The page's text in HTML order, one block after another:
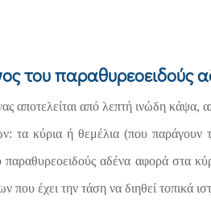
του παραθυρεοειδούς
αποτελείται από λεπτή ινώδη κάψα,
τα κύρια ή θεμέλια (που
αδένα αφορά στα
που έχει την τάση να διηθεί τοπικά